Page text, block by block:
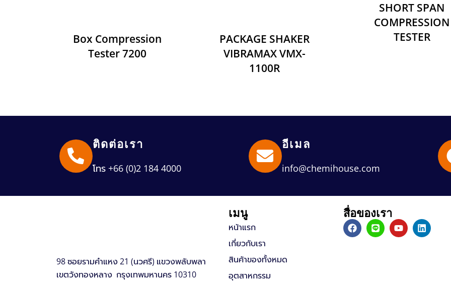
Box Compression
Tester 7200
PACKAGE SHAKER
VIBRAMAX VMX-
1100R
SHORT SPAN
COMPRESSION
TESTER
ติดต่อเรา
โทร +66 (0)2 184 4000
อีเมล
info@chemihouse.com
98 ซอยรามคำแหง 21 (นวศรี) แขวงพลับพลา
เขตวังทองหลาง กรุงเทพมหานคร 10310
เมนู
หน้าแรก
เกี่ยวกับเรา
สินค้าของทั้งหมด
อุตสาหกรรม
สื่อของเรา
F
a
c
L
i
n
Y
o
u
L
i
n